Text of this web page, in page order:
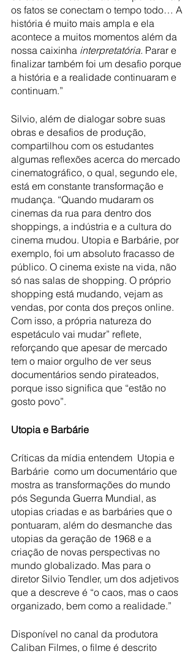
os fatos se conectam o tempo todo… A
história é muito mais ampla e ela
acontece a muitos momentos além da
nossa caixinha interpretatória. Parar e
finalizar também foi um desafio porque
a história e a realidade continuaram e
continuam.”
Silvio, além de dialogar sobre suas
obras e desafios de produção,
compartilhou com os estudantes
algumas reflexões acerca do mercado
cinematográfico, o qual, segundo ele,
está em constante transformação e
mudança. “Quando mudaram os
cinemas da rua para dentro dos
shoppings, a indústria e a cultura do
cinema mudou. Utopia e Barbárie, por
exemplo, foi um absoluto fracasso de
público. O cinema existe na vida, não
só nas salas de shopping. O próprio
shopping está mudando, vejam as
vendas, por conta dos preços online.
Com isso, a própria natureza do
espetáculo vai mudar” reflete,
reforçando que apesar de mercado
tem o maior orgulho de ver seus
documentários sendo pirateados,
porque isso significa que “estão no
gosto povo”.
Utopia e Barbárie
Críticas da mídia entendem  Utopia e
Barbárie  como um documentário que
mostra as transformações do mundo
pós Segunda Guerra Mundial, as
utopias criadas e as barbáries que o
pontuaram, além do desmanche das
utopias da geração de 1968 e a
criação de novas perspectivas no
mundo globalizado. Mas para o
diretor Silvio Tendler, um dos adjetivos
que a descreve é “o caos, mas o caos
organizado, bem como a realidade.”
Disponível no canal da produtora
Caliban Filmes, o filme é descrito